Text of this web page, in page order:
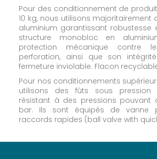
Pour des conditionnement de
10 kg, nous utilisons majoritairement
aluminium garantissant robustesse
structure monobloc en
protection mécanique contre
perforation, ainsi que son
fermeture inviolable. Flacon recyclable
Pour nos conditionnements
utilisons des fûts sous pression
résistant à des pressions pouvant
bar. Ils sont équipés de vanne
raccords rapides (ball valve with